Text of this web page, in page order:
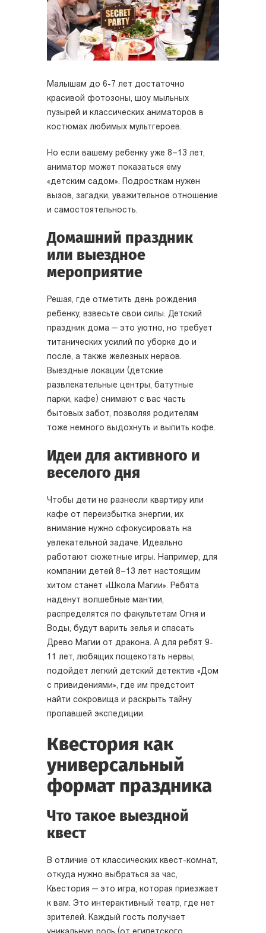
Малышам до 6-7 лет достаточно
красивой фотозоны, шоу мыльных
пузырей и классических аниматоров в
костюмах любимых мультгероев.
Но если вашему ребенку уже 8–13 лет,
аниматор может показаться ему
«детским садом». Подросткам нужен
вызов, загадки, уважительное отношение
и самостоятельность.
Домашний праздник
или выездное
мероприятие
Решая, где отметить день рождения
ребенку, взвесьте свои силы. Детский
праздник дома — это уютно, но требует
титанических усилий по уборке до и
после, а также железных нервов.
Выездные локации (детские
развлекательные центры, батутные
парки, кафе) снимают с вас часть
бытовых забот, позволяя родителям
тоже немного выдохнуть и выпить кофе.
Идеи для активного и
веселого дня
Чтобы дети не разнесли квартиру или
кафе от переизбытка энергии, их
внимание нужно сфокусировать на
увлекательной задаче. Идеально
работают сюжетные игры. Например, для
компании детей 8–13 лет настоящим
хитом станет «Школа Магии». Ребята
наденут волшебные мантии,
распределятся по факультетам Огня и
Воды, будут варить зелья и спасать
Древо Магии от дракона. А для ребят 9-
11 лет, любящих пощекотать нервы,
подойдет легкий детский детектив «Дом
с привидениями», где им предстоит
найти сокровища и раскрыть тайну
пропавшей экспедиции.
Квестория как
универсальный
формат праздника
Что такое выездной
квест
В отличие от классических квест-комнат,
откуда нужно выбраться за час,
Квестория — это игра, которая приезжает
к вам. Это интерактивный театр, где нет
зрителей. Каждый гость получает